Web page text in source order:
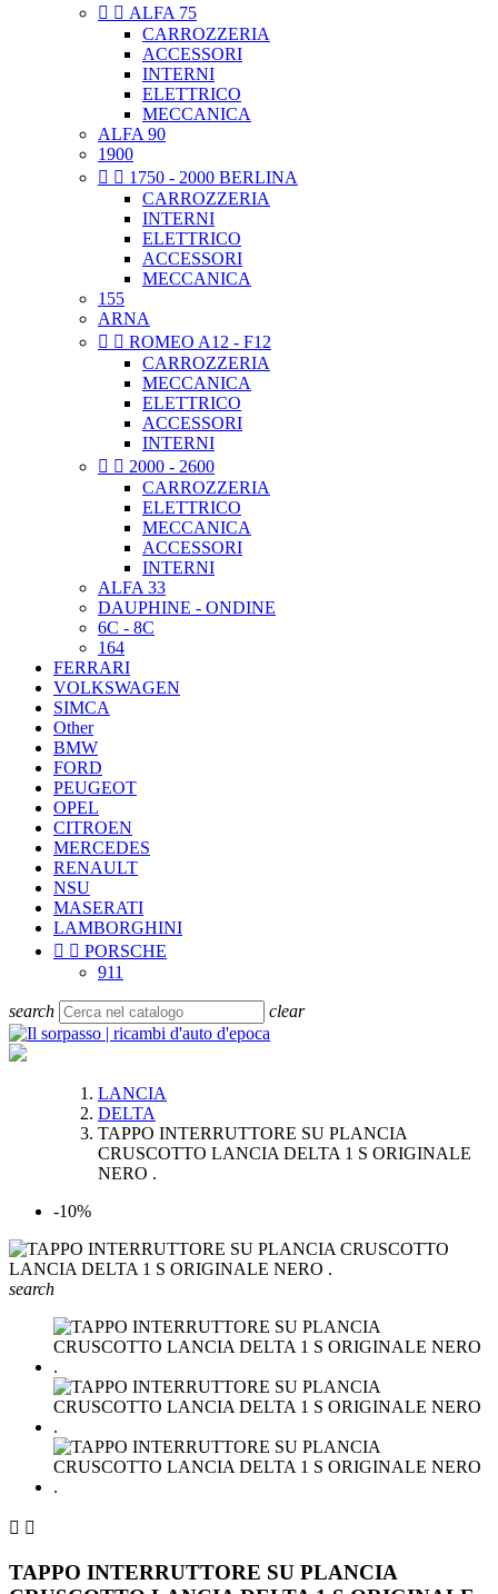
  ALFA 75
CARROZZERIA
ACCESSORI
INTERNI
ELETTRICO
MECCANICA
ALFA 90
1900
  1750 - 2000 BERLINA
CARROZZERIA
INTERNI
ELETTRICO
ACCESSORI
MECCANICA
155
ARNA
  ROMEO A12 - F12
CARROZZERIA
MECCANICA
ELETTRICO
ACCESSORI
INTERNI
  2000 - 2600
CARROZZERIA
ELETTRICO
MECCANICA
ACCESSORI
INTERNI
ALFA 33
DAUPHINE - ONDINE
6C - 8C
164
FERRARI
VOLKSWAGEN
SIMCA
Other
BMW
FORD
PEUGEOT
OPEL
CITROEN
MERCEDES
RENAULT
NSU
MASERATI
LAMBORGHINI
  PORSCHE
911
search clear
LANCIA
DELTA
TAPPO INTERRUTTORE SU PLANCIA
CRUSCOTTO LANCIA DELTA 1 S ORIGINALE
NERO .
-10%
search
 
TAPPO INTERRUTTORE SU PLANCIA